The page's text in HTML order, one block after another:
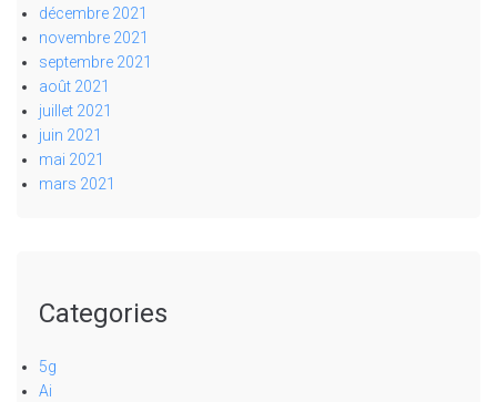
décembre 2021
novembre 2021
septembre 2021
août 2021
juillet 2021
juin 2021
mai 2021
mars 2021
Categories
5g
Ai